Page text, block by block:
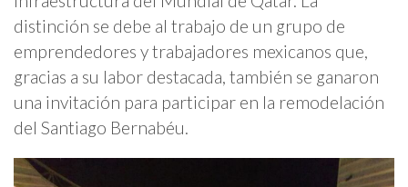
distinción se debe al trabajo de un grupo de
emprendedores y trabajadores mexicanos que,
gracias a su labor destacada, también se ganaron
una invitación para participar en la remodelación
del Santiago Bernabéu.